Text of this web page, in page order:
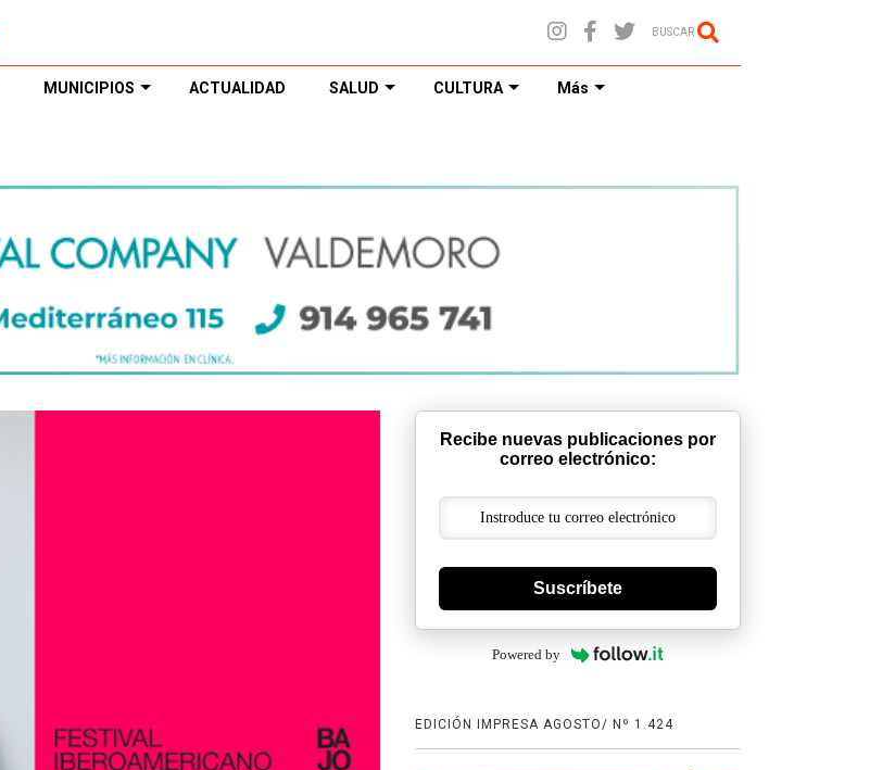
BUSCAR
MUNICIPIOS ACTUALIDAD SALUD CULTURA Más
Recibe nuevas publicaciones por
correo electrónico:
Suscríbete
Powered by
EDICIÓN IMPRESA AGOSTO/ Nº 1.424